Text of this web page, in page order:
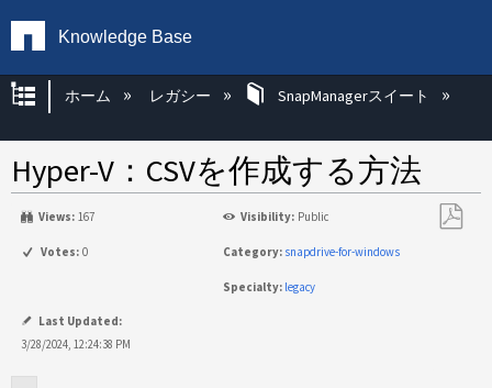
Knowledge Base
グローバル階層を展開/折りたたむ
ホーム レガシー SnapManagerスイート
Hyper-V：CSVを作成する方法
Views: 167 Visibility: Public
Votes: 0 Category: snapdrive-for-windows
Specialty: legacy
Last Updated:
3/28/2024, 12:24:38 PM